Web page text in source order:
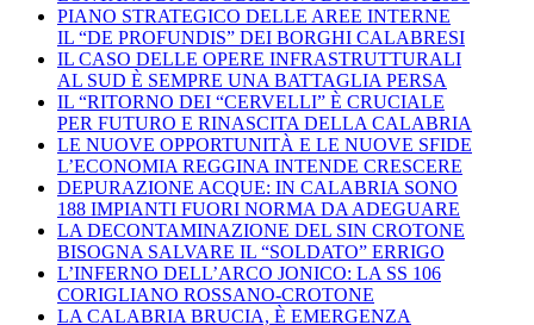
PIANO STRATEGICO DELLE AREE INTERNE
IL “DE PROFUNDIS” DEI BORGHI CALABRESI
IL CASO DELLE OPERE INFRASTRUTTURALI
AL SUD È SEMPRE UNA BATTAGLIA PERSA
IL “RITORNO DEI “CERVELLI” È CRUCIALE
PER FUTURO E RINASCITA DELLA CALABRIA
LE NUOVE OPPORTUNITÀ E LE NUOVE SFIDE
L’ECONOMIA REGGINA INTENDE CRESCERE
DEPURAZIONE ACQUE: IN CALABRIA SONO
188 IMPIANTI FUORI NORMA DA ADEGUARE
LA DECONTAMINAZIONE DEL SIN CROTONE
BISOGNA SALVARE IL “SOLDATO” ERRIGO
L’INFERNO DELL’ARCO JONICO: LA SS 106
CORIGLIANO ROSSANO-CROTONE
LA CALABRIA BRUCIA, È EMERGENZA